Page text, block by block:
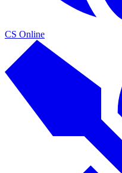
CS Online